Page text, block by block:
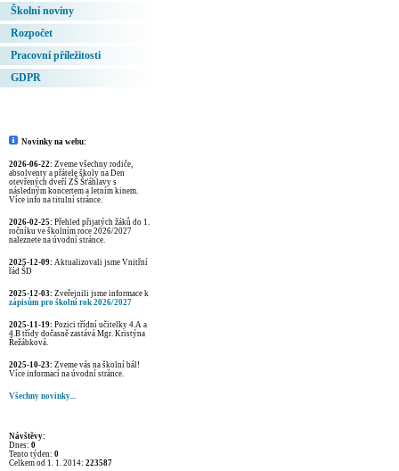
Školní noviny
Rozpočet
Pracovní příležitosti
GDPR
Novinky na webu:
2026-06-22: Zveme všechny rodiče,
absolventy a přátele školy na Den
otevřených dveří ZŠ Šťáhlavy s
následným koncertem a letním kinem.
Více info na titulní stránce.
2026-02-25: Přehled přijatých žáků do 1.
ročníku ve školním roce 2026/2027
naleznete na úvodní stránce.
2025-12-09: Aktualizovali jsme Vnitřní
řád ŠD
2025-12-03: Zveřejnili jsme informace k
zápisům pro školní rok 2026/2027
2025-11-19: Pozici třídní učitelky 4.A a
4.B třídy dočasně zastává Mgr. Kristýna
Řežábková.
2025-10-23: Zveme vás na školní bál!
Více informací na úvodní stránce.
Všechny novinky...
Návštěvy:
Dnes: 0
Tento týden: 0
Celkem od 1. 1. 2014: 223587